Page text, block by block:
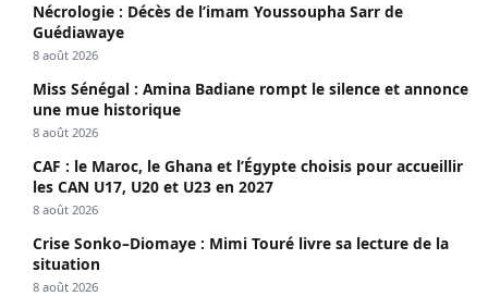
Nécrologie : Décès de l’imam Youssoupha Sarr de
Guédiawaye
8 août 2026
Miss Sénégal : Amina Badiane rompt le silence et annonce
une mue historique
8 août 2026
CAF : le Maroc, le Ghana et l’Égypte choisis pour accueillir
les CAN U17, U20 et U23 en 2027
8 août 2026
Crise Sonko–Diomaye : Mimi Touré livre sa lecture de la
situation
8 août 2026